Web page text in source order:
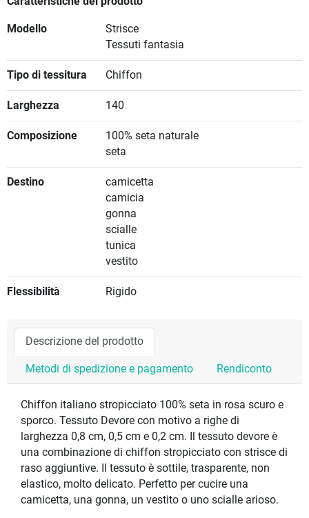
Modello
Strisce
Tessuti fantasia
Tipo di tessitura Chiffon
Larghezza 140
Composizione
100% seta naturale
seta
Destino
camicetta
camicia
gonna
scialle
tunica
vestito
Flessibilità Rigido
Descrizione del prodotto
Metodi di spedizione e pagamento Rendiconto
Chiffon italiano stropicciato 100% seta in rosa scuro e
sporco. Tessuto Devore con motivo a righe di
larghezza 0,8 cm, 0,5 cm e 0,2 cm. Il tessuto devore è
una combinazione di chiffon stropicciato con strisce di
raso aggiuntive. Il tessuto è sottile, trasparente, non
elastico, molto delicato. Perfetto per cucire una
camicetta, una gonna, un vestito o uno scialle arioso.